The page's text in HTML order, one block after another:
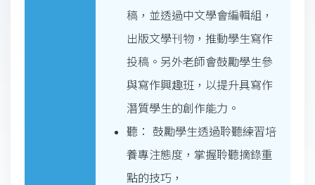
稿，並透過中文學會編輯組，
出版文學刊物，推動學生寫作
投稿。另外老師會鼓勵學生參
與寫作興趣班，以提升具寫作
潛質學生的創作能力。
聽： 鼓勵學生透過聆聽練習培
養專注態度，掌握聆聽摘錄重
點的技巧，